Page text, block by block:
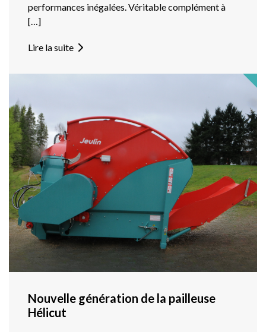
performances inégalées. Véritable complément à
[…]
Lire la suite
Nouvelle génération de la pailleuse
Hélicut